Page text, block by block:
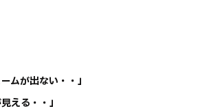
ムが出ない・・」
える・・」